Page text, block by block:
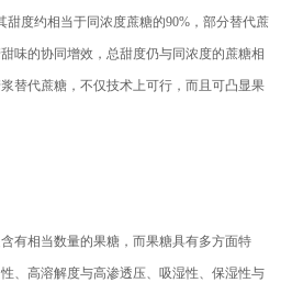
度约相当于同浓度蔗糖的90%，部分替代蔗
味的协同增效，总甜度仍与同浓度的蔗糖相
替代蔗糖，不仅技术上可行，而且可凸显果
有相当数量的果糖，而果糖具有多方面特
、高溶解度与高渗透压、吸湿性、保湿性与